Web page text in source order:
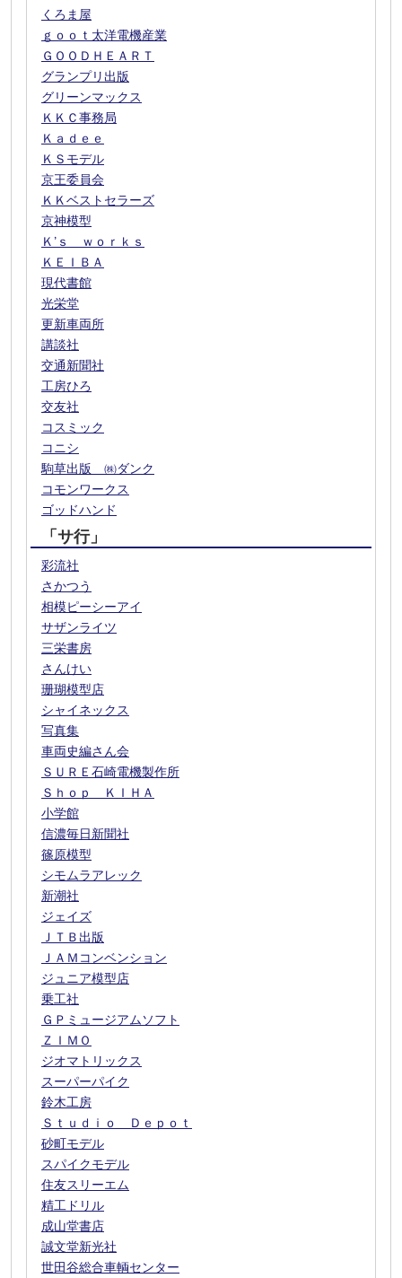
くろま屋
ｇｏｏｔ太洋電機産業
ＧＯＯＤＨＥＡＲＴ
グランプリ出版
グリーンマックス
ＫＫＣ事務局
Ｋａｄｅｅ
ＫＳモデル
京王委員会
ＫＫベストセラーズ
京神模型
Ｋ’ｓ ｗｏｒｋｓ
ＫＥＩＢＡ
現代書館
光栄堂
更新車両所
講談社
交通新聞社
工房ひろ
交友社
コスミック
コニシ
駒草出版 ㈱ダンク
コモンワークス
ゴッドハンド
「サ行」
彩流社
さかつう
相模ピーシーアイ
サザンライツ
三栄書房
さんけい
珊瑚模型店
シャイネックス
写真集
車両史編さん会
ＳＵＲＥ石崎電機製作所
Ｓｈｏｐ ＫＩＨＡ
小学館
信濃毎日新聞社
篠原模型
シモムラアレック
新潮社
ジェイズ
ＪＴＢ出版
ＪＡＭコンベンション
ジュニア模型店
乗工社
ＧＰミュージアムソフト
ＺＩＭＯ
ジオマトリックス
スーパーパイク
鈴木工房
Ｓｔｕｄｉｏ Ｄｅｐｏｔ
砂町モデル
スパイクモデル
住友スリーエム
精工ドリル
成山堂書店
誠文堂新光社
世田谷総合車輌センター